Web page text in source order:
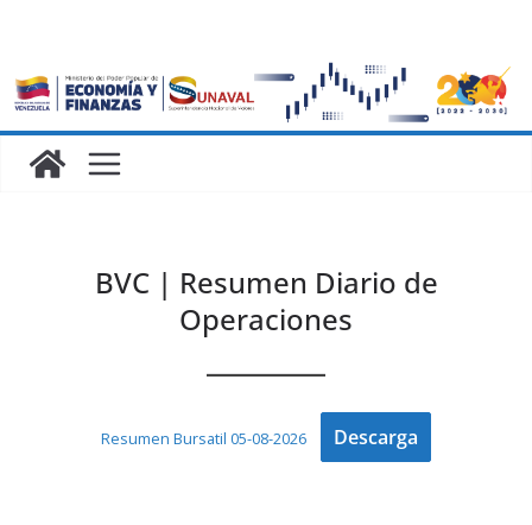
BVC | Resumen Diario de
Operaciones
Resumen Bursatil 05-08-2026 Descarga